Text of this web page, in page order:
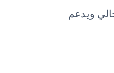
ويدعم